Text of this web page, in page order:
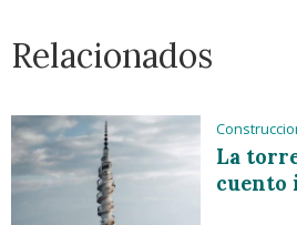
Relacionados
La